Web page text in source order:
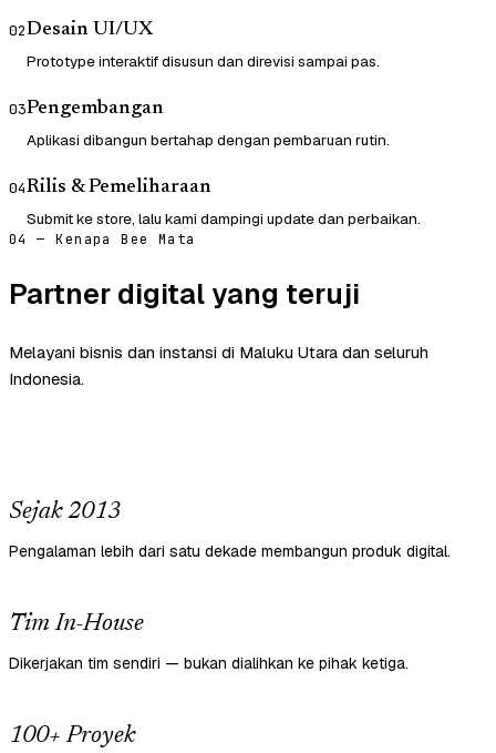
02Desain UI/UX
Prototype interaktif disusun dan direvisi sampai pas.
03Pengembangan
Aplikasi dibangun bertahap dengan pembaruan rutin.
04Rilis & Pemeliharaan
Submit ke store, lalu kami dampingi update dan perbaikan.
04 — Kenapa Bee Mata
Partner digital yang teruji
Melayani bisnis dan instansi di Maluku Utara dan seluruh
Indonesia.
Sejak 2013
Pengalaman lebih dari satu dekade membangun produk digital.
Tim In-House
Dikerjakan tim sendiri — bukan dialihkan ke pihak ketiga.
100+ Proyek